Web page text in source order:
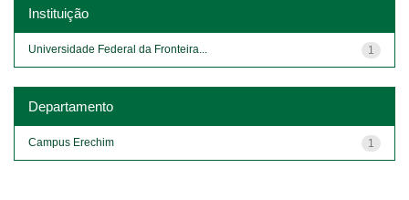
Instituição
1
Universidade Federal da Fronteira...
Departamento
1
Campus Erechim